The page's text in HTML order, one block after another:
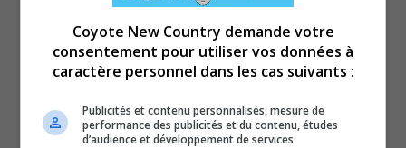
Coyote New Country demande votre
consentement pour utiliser vos données à
caractère personnel dans les cas suivants :
Publicités et contenu personnalisés, mesure de
performance des publicités et du contenu, études
d’audience et développement de services